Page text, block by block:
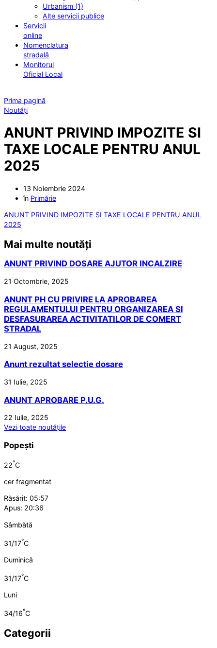
Urbanism (1)
Alte servicii publice
Servicii
online
Nomenclatura
stradală
Monitorul
Oficial Local
Prima pagină
Noutăți
ANUNT PRIVIND IMPOZITE SI
TAXE LOCALE PENTRU ANUL
2025
13 Noiembrie 2024
în Primărie
ANUNT PRIVIND IMPOZITE SI TAXE LOCALE PENTRU ANUL
2025
Mai multe noutăți
ANUNT PRIVIND DOSARE AJUTOR INCALZIRE
21 Octombrie, 2025
ANUNT PH CU PRIVIRE LA APROBAREA
REGULAMENTULUI PENTRU ORGANIZAREA SI
DESFASURAREA ACTIVITATILOR DE COMERT
STRADAL
21 August, 2025
Anunt rezultat selectie dosare
31 Iulie, 2025
ANUNT APROBARE P.U.G.
22 Iulie, 2025
Vezi toate noutățile
Popești
22°C
cer fragmentat
Răsărit: 05:57
Apus: 20:36
Sâmbătă
31/17°C
Duminică
31/17°C
Luni
34/16°C
Categorii